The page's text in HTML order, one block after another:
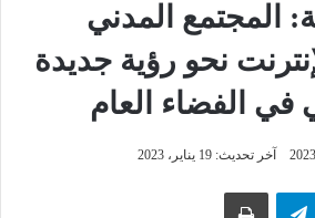
المجتمع المدني
نحو رؤية جديدة
في الفضاء العام
آخر تحديث: 19 يناير، 2023
تيلقرام طباعة